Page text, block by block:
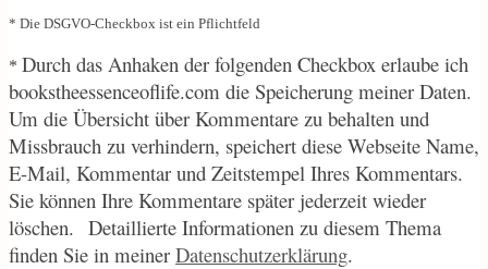
* Die DSGVO-Checkbox ist ein Pflichtfeld
* Durch das Anhaken der folgenden Checkbox erlaube ich
bookstheessenceoflife.com die Speicherung meiner Daten.
Um die Übersicht über Kommentare zu behalten und
Missbrauch zu verhindern, speichert diese Webseite Name,
E-Mail, Kommentar und Zeitstempel Ihres Kommentars.
Sie können Ihre Kommentare später jederzeit wieder
löschen. Detaillierte Informationen zu diesem Thema
finden Sie in meiner Datenschutzerklärung.